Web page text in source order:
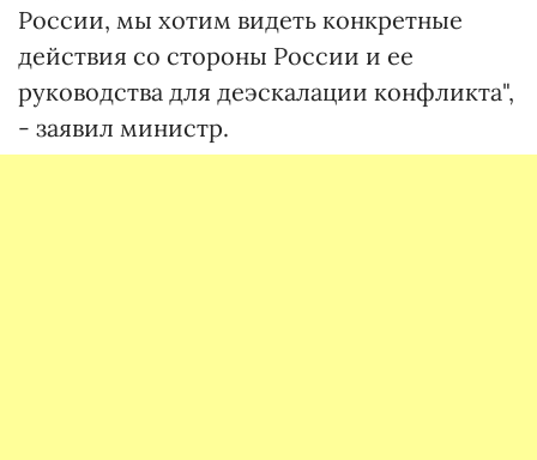
России, мы хотим видеть конкретные
действия со стороны России и ее
руководства для деэскалации конфликта",
- заявил министр.